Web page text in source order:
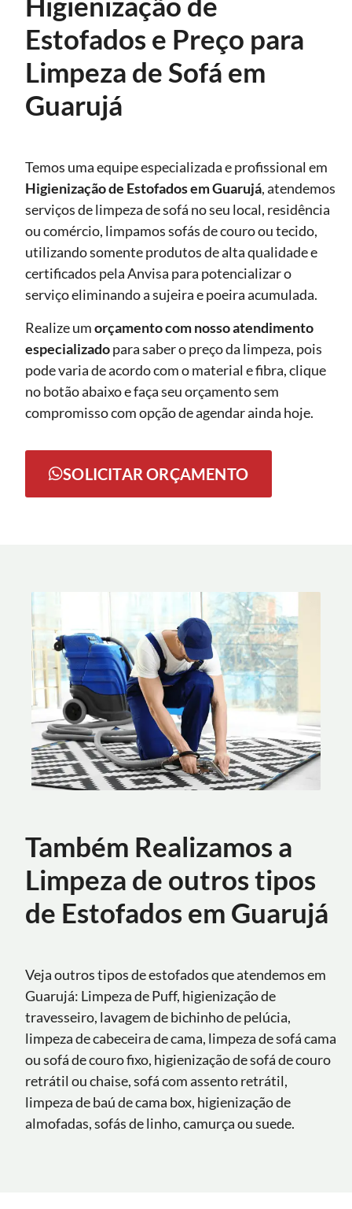
Estofados e Preço para
Limpeza de Sofá em
Guarujá
Temos uma equipe especializada e profissional em
Higienização de Estofadosem Guarujá, atendemos
serviços de limpeza de sofá no seu local, residência
ou comércio, limpamos sofás de couro ou tecido,
utilizando somente produtos de alta qualidade e
certificados pela Anvisa para potencializar o
serviço eliminando a sujeira e poeira acumulada.
Realize umorçamento com nosso atendimento
especializadopara saber o preço da limpeza, pois
pode varia de acordo com o material e fibra, clique
no botão abaixo e faça seu orçamento sem
compromisso com opção de agendar ainda hoje.
SOLICITAR ORÇAMENTO
Também Realizamos a
Limpeza de outros tipos
de Estofados em Guarujá
Veja outros tipos de estofados que atendemos em
Guarujá: Limpeza de Puff, higienização de
travesseiro, lavagem de bichinho de pelúcia,
limpeza de cabeceira de cama, limpeza de sofá cama
ou sofá de couro fixo, higienização de sofá de couro
retrátil ou chaise, sofá com assento retrátil,
limpeza de baú de cama box, higienização de
almofadas, sofás de linho, camurça ou suede.